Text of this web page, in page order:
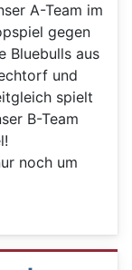
A-Team im
gegen
Bluebulls aus
und
spielt
B-Team
noch um